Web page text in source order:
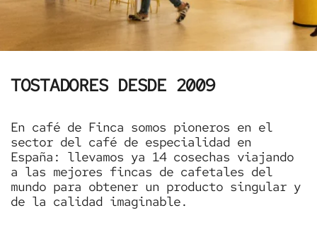
TOSTADORES DESDE 2009
En café de Finca somos pioneros en el
sector del café de especialidad en
España: llevamos ya 14 cosechas viajando
a las mejores fincas de cafetales del
mundo para obtener un producto singular y
de la calidad imaginable.